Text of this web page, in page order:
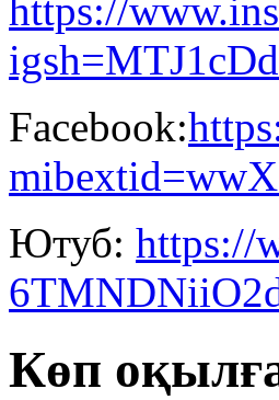
https://
Facebook:
Ютуб: https://
Көп